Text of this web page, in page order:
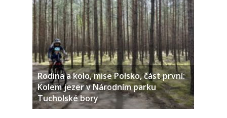
Rodina a kolo, mise Polsko, část první:
Kolem jezer v Národním parku
Tucholské bory